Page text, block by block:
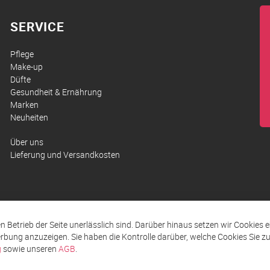
SERVICE
Pflege
Make-up
Düfte
Gesundheit & Ernährung
Marken
Neuheiten
Über uns
Lieferung und Versandkosten
Betrieb der Seite unerlässlich sind. Darüber hinaus setzen wir Cookies
anzuzeigen. Sie haben die Kontrolle darüber, welche Cookies Sie
sowie unserenAGB.